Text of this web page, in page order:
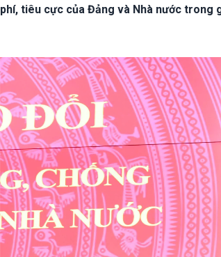
phí, tiêu cực của Đảng và Nhà nước trong